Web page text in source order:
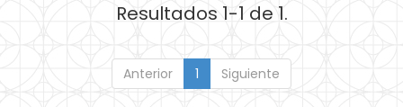
Resultados 1-1 de 1.
Anterior 1 Siguiente